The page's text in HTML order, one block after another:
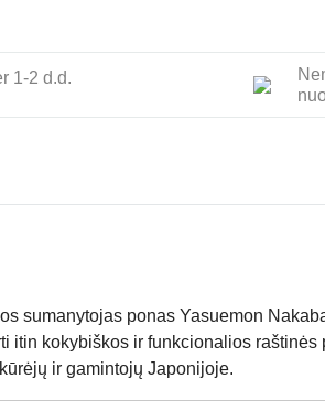
1-2 d.d.
sumanytojas ponas Yasuemon
kokybiškos ir funkcionalios
ir gamintojų Japonijoje.